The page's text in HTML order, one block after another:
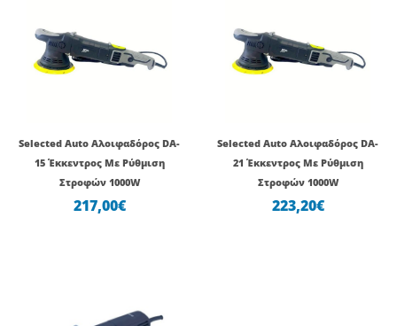
Selected Auto Αλοιφαδόρος DA-
15 Έκκεντρος Με Ρύθμιση
Στροφών 1000W
217,00€
Selected Auto Αλοιφαδόρος DA-
21 Έκκεντρος Με Ρύθμιση
Στροφών 1000W
223,20€